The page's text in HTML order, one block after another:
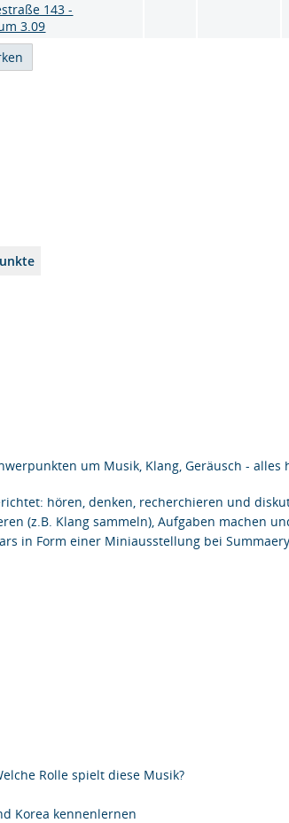
143 -
3.09
um Musik, Klang, Geräusch -
hören, denken, recherchieren und
(z.B. Klang sammeln), Aufgaben machen
in Form einer Miniausstellung bei
Rolle spielt diese Musik?
Korea kennenlernen